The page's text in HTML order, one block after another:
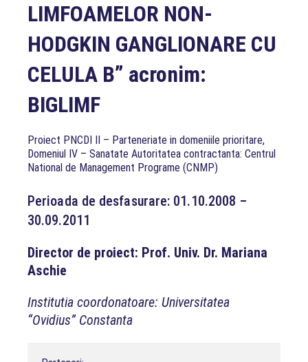
LIMFOAMELOR NON-
HODGKIN GANGLIONARE CU
CELULA B” acronim:
BIGLIMF
Proiect PNCDI II – Parteneriate in domeniile prioritare,
Domeniul IV – Sanatate Autoritatea contractanta: Centrul
National de Management Programe (CNMP)
Perioada de desfasurare: 01.10.2008 –
30.09.2011
Director de proiect: Prof. Univ. Dr. Mariana
Aschie
Institutia coordonatoare: Universitatea
“Ovidius” Constanta